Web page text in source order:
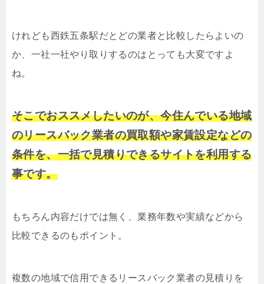
けれども西鉄五条駅だとどの業者と比較したらよいの
か、一社一社やり取りするのはとっても大変ですよ
ね。
そこでおススメしたいのが、今住んでいる地域
のリースバック業者の買取額や家賃設定などの
条件を、一括で見積りできるサイトを利用する
事です。
もちろん内容だけでは無く、業務年数や実績などから
比較できるのもポイント。
複数の地域で信用できるリースバック業者の見積りを